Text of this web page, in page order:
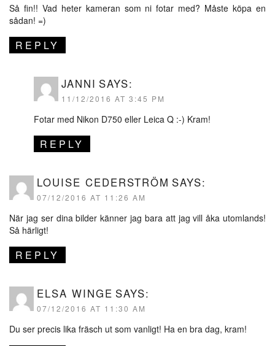
Så fin!! Vad heter kameran som ni fotar med? Måste köpa en
sådan! =)
REPLY
JANNI SAYS:
11/12/2016 AT 3:45 PM
Fotar med Nikon D750 eller Leica Q :-) Kram!
REPLY
LOUISE CEDERSTRÖM SAYS:
07/12/2016 AT 11:26 AM
När jag ser dina bilder känner jag bara att jag vill åka utomlands!
Så härligt!
REPLY
ELSA WINGE SAYS:
07/12/2016 AT 11:30 AM
Du ser precis lika fräsch ut som vanligt! Ha en bra dag, kram!